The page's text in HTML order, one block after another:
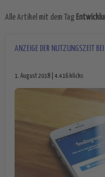
Alle Artikel mit dem Tag
ANZEIGE DER NUTZUNGSZEIT
1. August 2018 | 4.416 klicks